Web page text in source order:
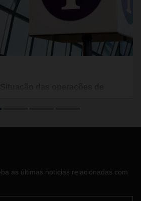
perturbações operacionais no
as últimas notícias relacionadas com